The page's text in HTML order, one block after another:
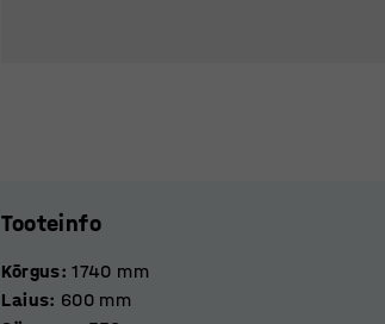
Tooteinfo
Kõrgus: 1740 mm
Laius: 600 mm